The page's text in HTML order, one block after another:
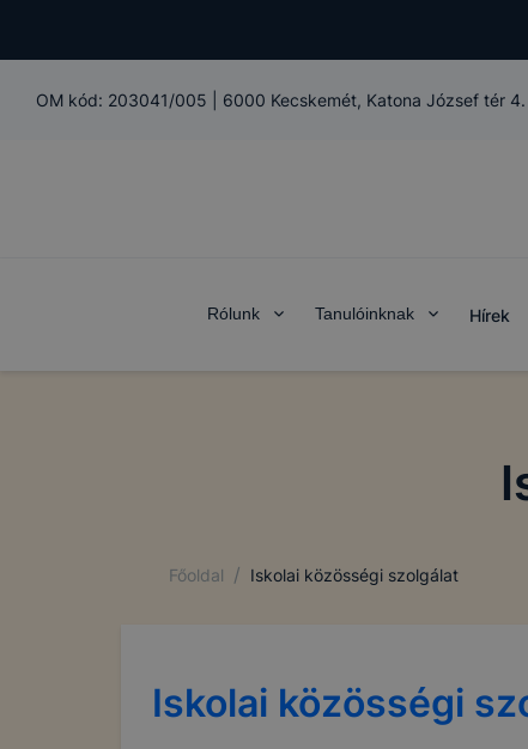
OM kód: 203041/005 6000 Kecskemét, Katona József tér 4.
Rólunk Tanulóinknak Hírek
Főoldal / Iskolai közösségi szolgálat
Iskolai közösségi